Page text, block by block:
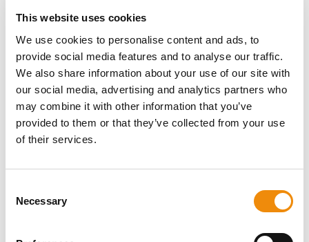
This website uses cookies
We use cookies to personalise content and ads, to
provide social media features and to analyse our traffic.
We also share information about your use of our site with
our social media, advertising and analytics partners who
may combine it with other information that you’ve
provided to them or that they’ve collected from your use
of their services.
Selection
Necessary
en pezen ondersteunen. Arti Motion ondersteunt de botten
met de ingrediënten zink, koper en mangaan.
Daarnaast
pezen, zoals glucosamine, chondroïtine en MSM. Tot slot